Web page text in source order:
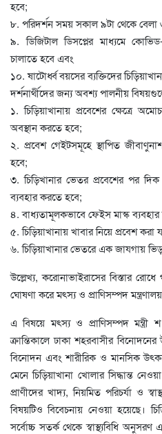
হবে;
৮. পরিদর্শন সময় সকাল ৯টা থেকে বেলা
৯. ডিজিটাল ডিসপ্লের মাধ্যমে
চালাতে হবে এবং
১০. ষাটোর্ধ্ব বয়সের ব্যক্তিদের
দর্শনার্থীদের জন্য অবশ্য পালনীয়
১. চিড়িয়াখানায় প্রবেশের ক্ষেত্রে
অবস্থান করতে হবে;
২. প্রবেশ গেইটসমূহে স্থাপিত
হবে;
৩. চিড়িখানার ভেতর প্রবেশের পর
ব্যবহার করতে হবে;
৪. বাধ্যতামূলকভাবে ফেইস মাস্ক
৫. চিড়িয়াখানায় খাবার নিয়ে প্রবেশ করা
৬. চিড়িয়াখানার ভেতরে এক জাযগায়
উল্লেখ্য, করোনাভাইরাসের বিস্তার
ঘোষণা করে মৎস্য ও প্রাণিসম্পদ
এ বিষয়ে মৎস্য ও প্রাণিসম্পদ
ক্রান্তিকালে ঢাকা শহরবাসীর
বিনোদন এবং শারীরিক ও মানসিক
মেনে চিড়িয়াখানা খোলার সিদ্ধান্ত
প্রাণীদের খাদ্য, নিয়মিত পরিচর্যা ও
বিষয়টিও বিবেচনায় নেওয়া হয়েছে।
সর্বোচ্চ সতর্ক থেকে স্বাস্থ্যবিধি